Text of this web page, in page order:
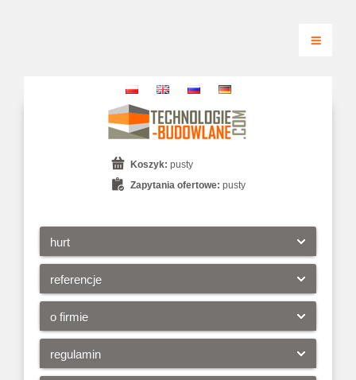
hurt
referencje
o firmie
regulamin
Koszyk: pusty
Zapytania ofertowe: pusty